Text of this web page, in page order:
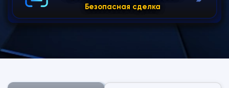
Безопасная сделка